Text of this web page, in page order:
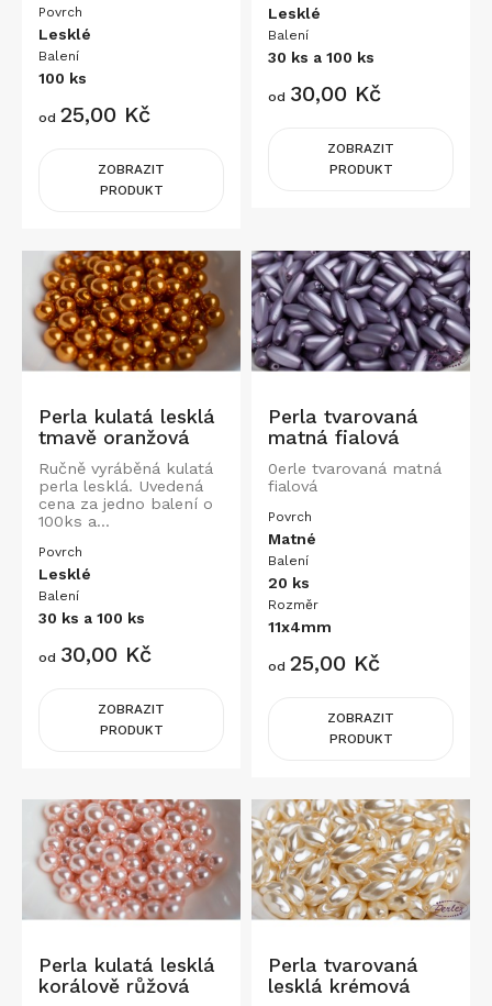
Povrch
Lesklé
Balení
100 ks
Cena
od 25,00 Kč
ZOBRAZIT
PRODUKT
Lesklé
Balení
30 ks a 100 ks
Cena
od 30,00 Kč
ZOBRAZIT
PRODUKT
Perla kulatá lesklá
tmavě oranžová
Ručně vyráběná kulatá
perla lesklá. Uvedená
cena za jedno balení o
100ks a...
Povrch
Lesklé
Balení
30 ks a 100 ks
Cena
od 30,00 Kč
ZOBRAZIT
PRODUKT
Perla tvarovaná
matná fialová
0erle tvarovaná matná
fialová
Povrch
Matné
Balení
20 ks
Rozměr
11x4mm
Cena
od 25,00 Kč
ZOBRAZIT
PRODUKT
Perla kulatá lesklá
korálově růžová
Perla tvarovaná
lesklá krémová